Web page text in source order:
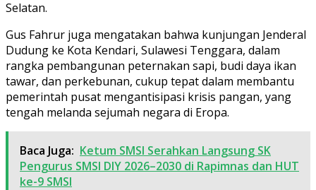
Selatan.
Gus Fahrur juga mengatakan bahwa kunjungan Jenderal
Dudung ke Kota Kendari, Sulawesi Tenggara, dalam
rangka pembangunan peternakan sapi, budi daya ikan
tawar, dan perkebunan, cukup tepat dalam membantu
pemerintah pusat mengantisipasi krisis pangan, yang
tengah melanda sejumah negara di Eropa.
Baca Juga: Ketum SMSI Serahkan Langsung SK
Pengurus SMSI DIY 2026–2030 di Rapimnas dan HUT
ke-9 SMSI